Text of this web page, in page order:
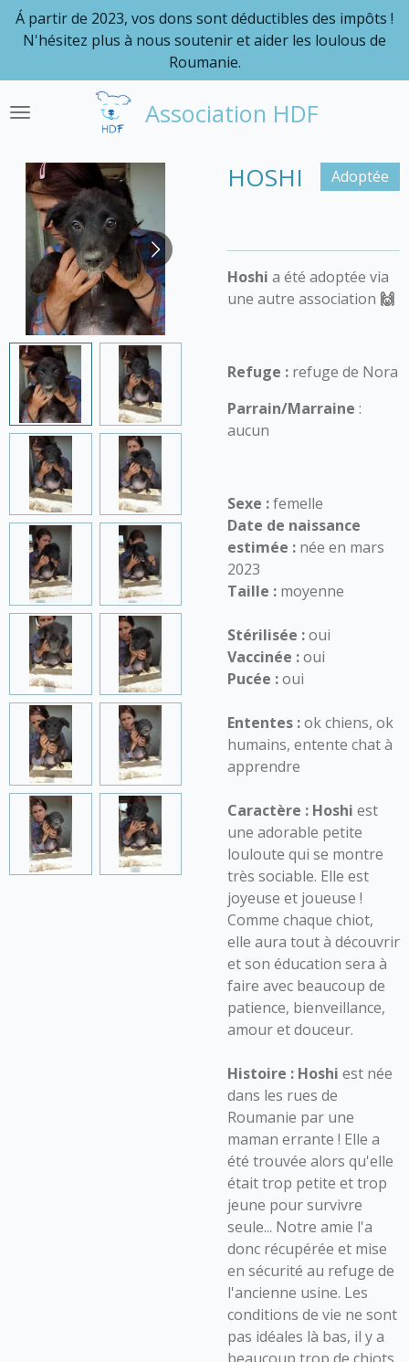
Passer
principal
Association HDF
Á partir de 2023, vos dons sont déductibles des impôts !
N'hésitez plus à nous soutenir et aider les loulous de
Roumanie.
HOSHI Adoptée
Hoshi a été adoptée via
une autre association 🙌
Refuge : refuge de Nora
Parrain/Marraine :
aucun
Sexe :femelle
Date de naissance
estimée : née en mars
2023
Taille : moyenne
Stérilisée :oui
Vaccinée :oui
Pucée :oui
Ententes :ok chiens, ok
humains, entente chat à
apprendre
Caractère : Hoshi est
une adorable petite
louloute qui se montre
très sociable. Elle est
joyeuse et joueuse !
Comme chaque chiot,
elle aura tout à découvrir
et son éducation sera à
faire avec beaucoup de
patience, bienveillance,
amour et douceur.
Histoire : Hoshi est née
dans les rues de
Roumanie par une
maman errante ! Elle a
été trouvée alors qu'elle
était trop petite et trop
jeune pour survivre
seule... Notre amie l'a
donc récupérée et mise
en sécurité au refuge de
l'ancienne usine. Les
conditions de vie ne sont
pas idéales là bas, il y a